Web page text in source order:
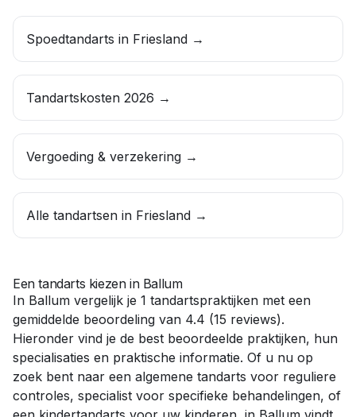
Spoedtandarts in Friesland →
Tandartskosten 2026 →
Vergoeding & verzekering →
Alle tandartsen in Friesland →
Een tandarts kiezen in Ballum
In Ballum vergelijk je 1 tandartspraktijken met een
gemiddelde beoordeling van 4.4 (15 reviews).
Hieronder vind je de best beoordeelde praktijken, hun
specialisaties en praktische informatie. Of u nu op
zoek bent naar een algemene tandarts voor reguliere
controles, specialist voor specifieke behandelingen, of